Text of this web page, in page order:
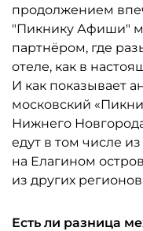
продолжением
"Пикнику Афиши"
партнёром, где
отеле, как в
И как показывает
московский
Нижнего
едут в том числе
на Елагином
из других
Есть ли разница